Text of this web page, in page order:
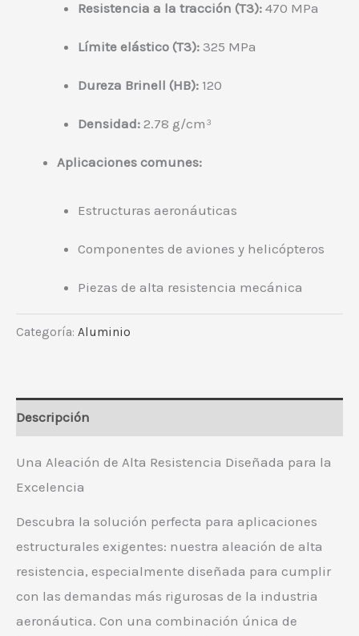
Resistencia a la tracción (T3):470 MPa
Límite elástico (T3):325 MPa
Dureza Brinell (HB):120
Densidad:2.78 g/cm³
Aplicaciones comunes:
Estructuras aeronáuticas
Componentes de aviones y helicópteros
Piezas de alta resistencia mecánica
Categoría: Aluminio
Descripción
Una Aleación de Alta Resistencia Diseñada para la
Excelencia
Descubra la solución perfecta para aplicaciones
estructurales exigentes: nuestra aleación de alta
resistencia, especialmente diseñada para cumplir
con las demandas más rigurosas de la industria
aeronáutica. Con una combinación única de